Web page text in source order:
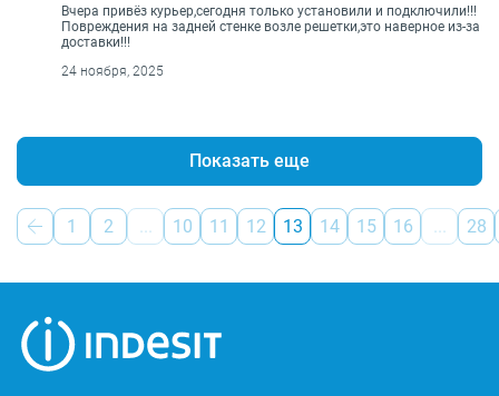
Вчера привёз курьер,сегодня только установили и подключили!!!
Повреждения на задней стенке возле решетки,это наверное из-за
доставки!!!
24 ноября, 2025
Показать еще
1 2 10 11 12 13 14 15 16 28